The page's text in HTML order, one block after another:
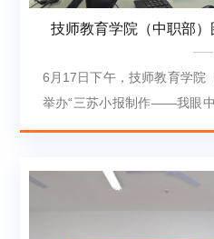
技师教育学院（中职部
6月17日下午，技师教育学院
举办“三苏小报制作——我眼
决赛。本次比赛旨在以赛促
的综合能力，同时弘扬三苏